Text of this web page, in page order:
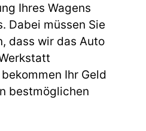
Ihres Wagens
Dabei müssen Sie
dass wir das Auto
Ihr Geld
bestmöglichen